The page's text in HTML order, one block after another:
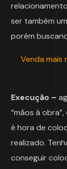
ser também
porém
Venda mais
Execução –
“mãos à
é hora de
realizado.
conseguir